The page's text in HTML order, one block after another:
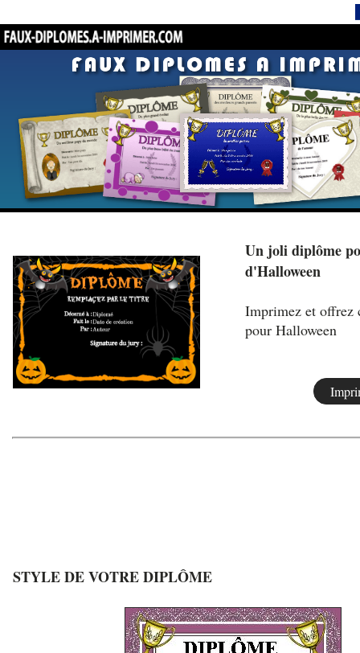
Un joli diplôme
d'Halloween
Imprimez et offrez
pour Halloween
STYLE DE VOTRE DIPLÔME